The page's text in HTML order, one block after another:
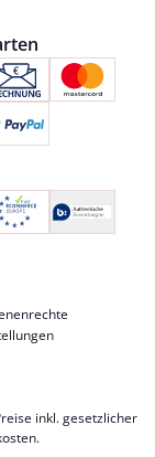
inkl. gesetzlicher
.